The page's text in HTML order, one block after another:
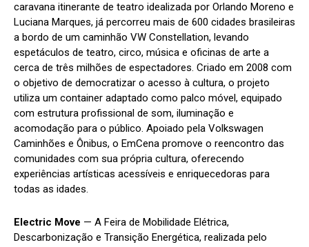
caravana itinerante de teatro idealizada por Orlando Moreno e
Luciana Marques, já percorreu mais de 600 cidades brasileiras
a bordo de um caminhão VW Constellation, levando
espetáculos de teatro, circo, música e oficinas de arte a
cerca de três milhões de espectadores. Criado em 2008 com
o objetivo de democratizar o acesso à cultura, o projeto
utiliza um container adaptado como palco móvel, equipado
com estrutura profissional de som, iluminação e
acomodação para o público. Apoiado pela Volkswagen
Caminhões e Ônibus, o EmCena promove o reencontro das
comunidades com sua própria cultura, oferecendo
experiências artísticas acessíveis e enriquecedoras para
todas as idades.
Electric Move — A Feira de Mobilidade Elétrica,
Descarbonização e Transição Energética, realizada pelo